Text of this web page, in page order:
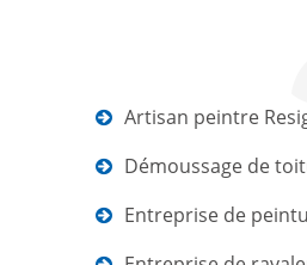
Artisan peintre
Démoussage de
Entreprise de